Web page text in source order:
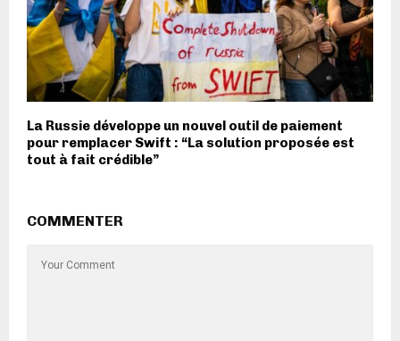
La Russie développe un nouvel outil de paiement
pour remplacer Swift : “La solution proposée est
tout à fait crédible”
COMMENTER